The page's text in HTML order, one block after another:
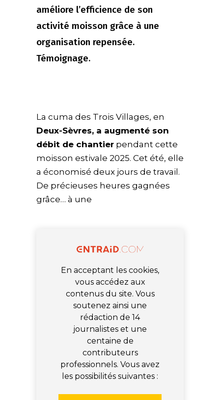
améliore l’efficience de son
activité moisson grâce à une
organisation repensée.
Témoignage.
La cuma des Trois Villages, en
Deux-Sèvres, a augmenté son
débit de chantier pendant cette
moisson estivale 2025. Cet été, elle
a économisé deux jours de travail.
De précieuses heures gagnées
grâce… à une
En acceptant les cookies,
vous accédez aux
contenus du site. Vous
soutenez ainsi une
rédaction de 14
journalistes et une
centaine de
contributeurs
professionnels. Vous avez
les possibilités suivantes :